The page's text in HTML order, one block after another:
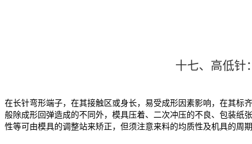
十七、高低针：
在长针弯形端子，在其接触区或身长，易受成形因素影响，在其标
般除成形回弹造成的不同外，模具压着、二次冲压的不良、包装纸
性等可由模具的调整站来矫正，但须注意来料的均质性及机具的周